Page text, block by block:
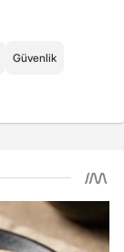
Güvenlik